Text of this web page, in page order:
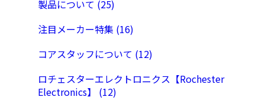
製品について (25)
注目メーカー特集 (16)
コアスタッフについて (12)
ロチェスターエレクトロニクス【Rochester
Electronics】 (12)